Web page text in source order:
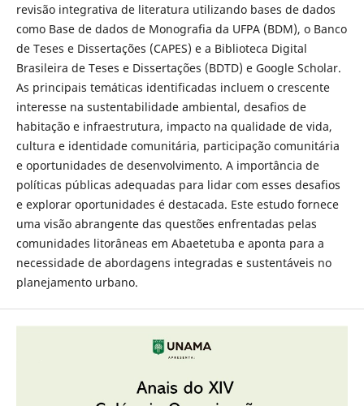
revisão integrativa de literatura utilizando bases de dados
como Base de dados de Monografia da UFPA (BDM), o Banco
de Teses e Dissertações (CAPES) e a Biblioteca Digital
Brasileira de Teses e Dissertações (BDTD) e Google Scholar.
As principais temáticas identificadas incluem o crescente
interesse na sustentabilidade ambiental, desafios de
habitação e infraestrutura, impacto na qualidade de vida,
cultura e identidade comunitária, participação comunitária
e oportunidades de desenvolvimento. A importância de
políticas públicas adequadas para lidar com esses desafios
e explorar oportunidades é destacada. Este estudo fornece
uma visão abrangente das questões enfrentadas pelas
comunidades litorâneas em Abaetetuba e aponta para a
necessidade de abordagens integradas e sustentáveis no
planejamento urbano.